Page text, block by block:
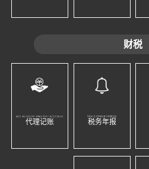
财税
代理记账 税务年报